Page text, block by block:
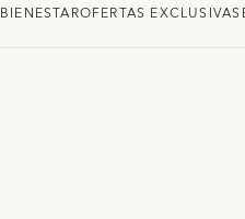
BIENESTAROFERTAS EXCLUSIVAS